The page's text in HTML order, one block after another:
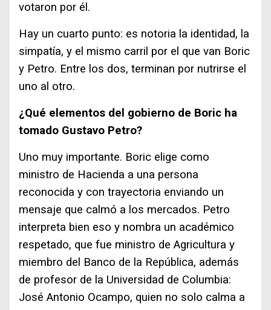
votaron por él.
Hay un cuarto punto: es notoria la identidad, la
simpatía, y el mismo carril por el que van Boric
y Petro. Entre los dos, terminan por nutrirse el
uno al otro.
¿Qué elementos del gobierno de Boric ha
tomado Gustavo Petro?
Uno muy importante. Boric elige como
ministro de Hacienda a una persona
reconocida y con trayectoria enviando un
mensaje que calmó a los mercados. Petro
interpreta bien eso y nombra un académico
respetado, que fue ministro de Agricultura y
miembro del Banco de la República, además
de profesor de la Universidad de Columbia:
José Antonio Ocampo, quien no solo calma a